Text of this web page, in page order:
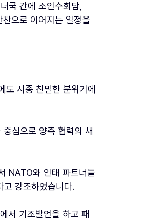
국 간에 소인수회담,
으로 이어지는 일정을
시종 친밀한 분위기에
심으로 양측 협력의 새
NATO와 인태 파트너들
강조하였습니다.
서 기조발언을 하고 패